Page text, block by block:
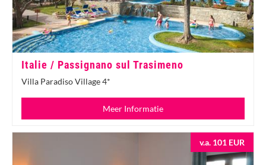
Italie / Passignano sul Trasimeno
Villa Paradiso Village 4*
Meer Informatie
v.a. 101 EUR